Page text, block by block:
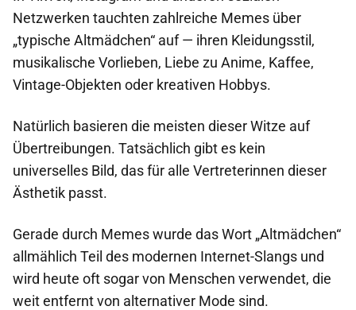
Netzwerken tauchten zahlreiche Memes über
„typische Altmädchen“ auf — ihren Kleidungsstil,
musikalische Vorlieben, Liebe zu Anime, Kaffee,
Vintage-Objekten oder kreativen Hobbys.
Natürlich basieren die meisten dieser Witze auf
Übertreibungen. Tatsächlich gibt es kein
universelles Bild, das für alle Vertreterinnen dieser
Ästhetik passt.
Gerade durch Memes wurde das Wort „Altmädchen“
allmählich Teil des modernen Internet-Slangs und
wird heute oft sogar von Menschen verwendet, die
weit entfernt von alternativer Mode sind.